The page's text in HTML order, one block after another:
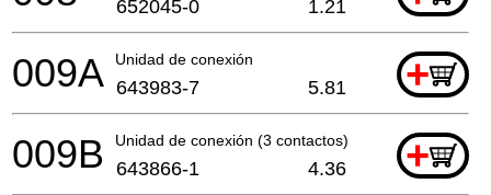
652045-0 1.21
Unidad de conexión +
009A 643983-7 5.81
Unidad de conexión (3 contactos) +
009B 643866-1 4.36